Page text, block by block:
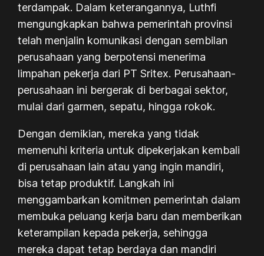
terdampak. Dalam keterangannya, Luthfi
mengungkapkan bahwa pemerintah provinsi
telah menjalin komunikasi dengan sembilan
perusahaan yang berpotensi menerima
limpahan pekerja dari PT Sritex. Perusahaan-
perusahaan ini bergerak di berbagai sektor,
mulai dari garmen, sepatu, hingga rokok.
Dengan demikian, mereka yang tidak
memenuhi kriteria untuk dipekerjakan kembali
di perusahaan lain atau yang ingin mandiri,
bisa tetap produktif. Langkah ini
menggambarkan komitmen pemerintah dalam
membuka peluang kerja baru dan memberikan
keterampilan kepada pekerja, sehingga
mereka dapat tetap berdaya dan mandiri